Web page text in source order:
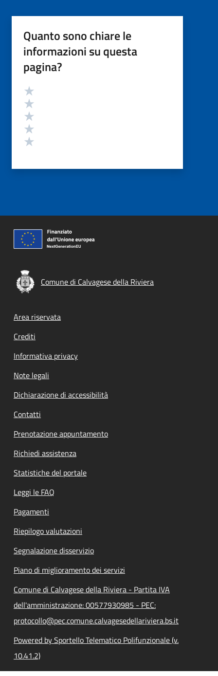
Quanto sono chiare le
informazioni su questa
pagina?
Valutazione
Comune di Calvagese della Riviera
Footer menu
Area riservata
Crediti
Informativa privacy
Note legali
Dichiarazione di accessibilità
Contatti
Prenotazione appuntamento
Richiedi assistenza
Statistiche del portale
Leggi le FAQ
Pagamenti
Riepilogo valutazioni
Segnalazione disservizio
Piano di miglioramento dei servizi
Comune di Calvagese della Riviera - Partita IVA
dell'amministrazione: 00577930985 - PEC:
protocollo@pec.comune.calvagesedellariviera.bs.it
Powered by Sportello Telematico Polifunzionale (v.
10.41.2)